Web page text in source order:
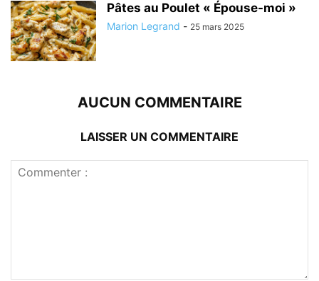
Pâtes au Poulet « Épouse-moi »
Marion Legrand - 25 mars 2025
AUCUN COMMENTAIRE
LAISSER UN COMMENTAIRE